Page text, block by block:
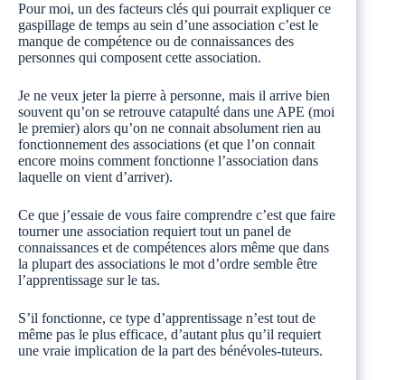
Pour moi, un des facteurs clés qui pourrait expliquer ce
gaspillage de temps au sein d’une association c’est le
manque de compétence ou de connaissances des
personnes qui composent cette association.
Je ne veux jeter la pierre à personne, mais il arrive bien
souvent qu’on se retrouve catapulté dans une APE (moi
le premier) alors qu’on ne connait absolument rien au
fonctionnement des associations (et que l’on connait
encore moins comment fonctionne l’association dans
laquelle on vient d’arriver).
Ce que j’essaie de vous faire comprendre c’est que faire
tourner une association requiert tout un panel de
connaissances et de compétences alors même que dans
la plupart des associations le mot d’ordre semble être
l’apprentissage sur le tas.
S’il fonctionne, ce type d’apprentissage n’est tout de
même pas le plus efficace, d’autant plus qu’il requiert
une vraie implication de la part des bénévoles-tuteurs.